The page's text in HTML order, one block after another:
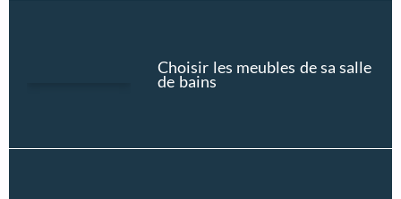
Choisir les meubles de sa salle
de bains